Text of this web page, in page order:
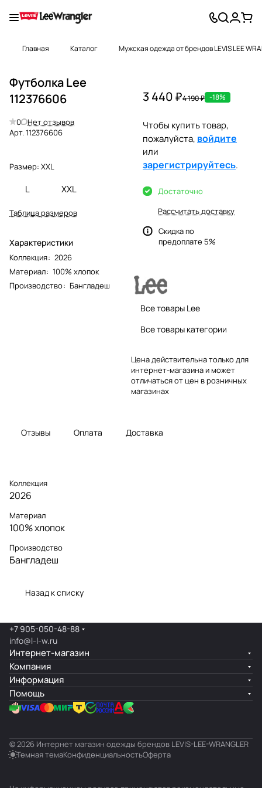
Главная Каталог Мужская одежда от брендов LEVIS LEE
Футболка Lee
112376606
0
Нет отзывов
Арт.112376606
Размер: XXL
L XXL
Таблица размеров
Характеристики
Коллекция: 2026
Материал: 100% хлопок
Производство: Бангладеш
3 440 ₽4 190 ₽ -18%
Чтобы купить товар,
пожалуйста, войдите
или
зарегистрируйтесь.
Достаточно
Рассчитать доставку
Скидка по
предоплате 5%
Все товары Lee
Все товары категории
Цена действительна только для
интернет-магазина и может
отличаться от цен в розничных
магазинах
Отзывы Оплата Доставка
Коллекция
2026
Материал
100% хлопок
Производство
Бангладеш
Назад к списку
+7 905-050-48-88
info@l-l-w.ru
Интернет-магазин
Компания
Информация
Помощь
© 2026 Интернет магазин одежды брендов LEVIS-LEE-WRANGLER
Темная темаКонфиденциальностьОферта